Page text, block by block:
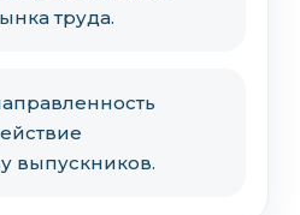
труда.
выпускников.